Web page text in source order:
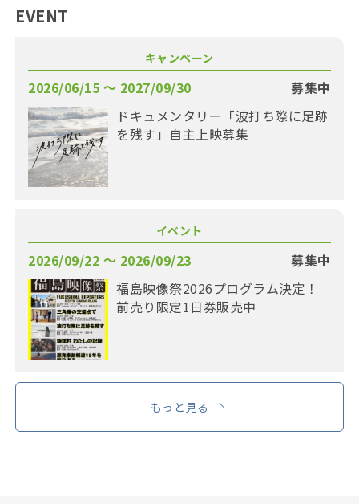
EVENT
キャンペーン
2026/06/15 〜 2027/09/30
募集中
ドキュメンタリー「波打ち際に足跡
を残す」自主上映募集
イベント
2026/09/22 〜 2026/09/23
募集中
福島映像祭2026プログラム決定！
前売り限定1日券販売中
もっと見る